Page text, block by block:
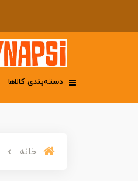
دسته‌بندی کالاها
خانه